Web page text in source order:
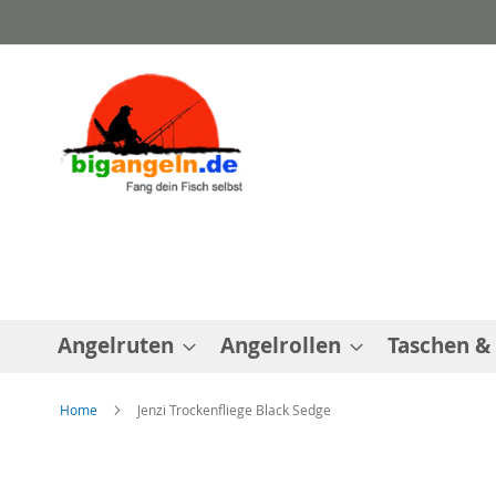
zum
Angelruten Angelrollen Taschen &
Home Jenzi Trockenfliege Black Sedge